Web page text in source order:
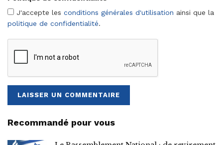
J'accepte les conditions générales d'utilisation ainsi que la
politique de confidentialité.
Recommandé pour vous